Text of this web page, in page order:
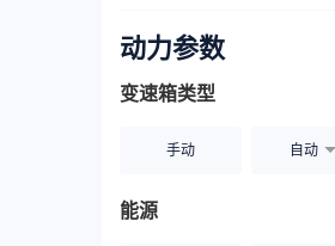
动力参数
变速箱类型
手动 自动
能源